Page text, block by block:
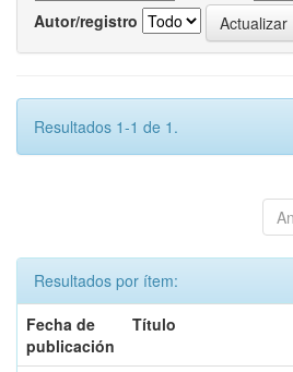
Autor/registro
Resultados 1-1 de 1.
Resultados por ítem:
Fecha de
publicación
Título